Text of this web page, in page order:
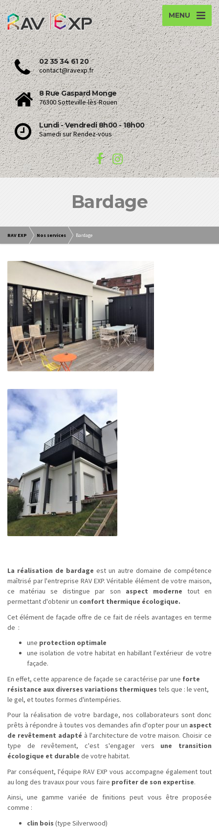
MENU
02 35 34 61 20
contact@ravexp.fr
8 Rue Gaspard Monge
76300 Sotteville-lès-Rouen
Lundi - Vendredi 8h00 - 18h00
Samedi sur Rendez-vous
Bardage
RAV EXP Nos services Bardage
La réalisation de bardage est un autre domaine de compétence
maîtrisé par l'entreprise RAV EXP. Véritable élément de votre maison,
ce matériau se distingue par son aspect moderne tout en
permettant d'obtenir un confort thermique écologique.
Cet élément de façade offre de ce fait de réels avantages en terme
de :
une protection optimale
une isolation de votre habitat en habillant l'extérieur de votre
façade.
En effet, cette apparence de façade se caractérise par une forte
résistance aux diverses variations thermiques tels que : le vent,
le gel, et toutes formes d'intempéries.
Pour la réalisation de votre bardage, nos collaborateurs sont donc
prêts à répondre à toutes vos demandes afin d'opter pour un aspect
de revêtement adapté à l'architecture de votre maison. Choisir ce
type de revêtement, c'est s'engager vers une transition
écologique et durable de votre habitat.
Par conséquent, l'équipe RAV EXP vous accompagne également tout
au long des travaux pour vous faire profiter de son expertise.
Ainsi, une gamme variée de finitions peut vous être proposée
comme :
clin bois (type Silverwood)